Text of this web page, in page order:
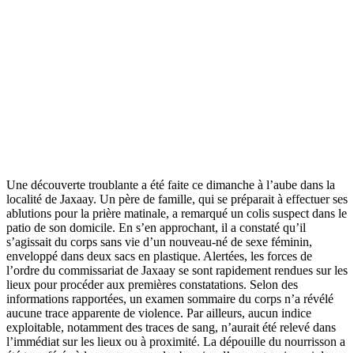
Une découverte troublante a été faite ce dimanche à l’aube dans la
localité de Jaxaay. Un père de famille, qui se préparait à effectuer ses
ablutions pour la prière matinale, a remarqué un colis suspect dans le
patio de son domicile. En s’en approchant, il a constaté qu’il
s’agissait du corps sans vie d’un nouveau-né de sexe féminin,
enveloppé dans deux sacs en plastique. Alertées, les forces de
l’ordre du commissariat de Jaxaay se sont rapidement rendues sur les
lieux pour procéder aux premières constatations. Selon des
informations rapportées, un examen sommaire du corps n’a révélé
aucune trace apparente de violence. Par ailleurs, aucun indice
exploitable, notamment des traces de sang, n’aurait été relevé dans
l’immédiat sur les lieux ou à proximité. La dépouille du nourrisson a